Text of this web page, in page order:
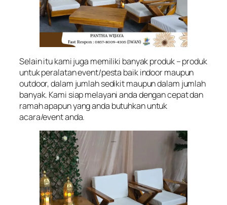
Selain itu kami juga memiliki banyak produk – produk
untuk peralatan event/pesta baik indoor maupun
outdoor, dalam jumlah sedikit maupun dalam jumlah
banyak. Kami siap melayani anda dengan cepat dan
ramah apapun yang anda butuhkan untuk
acara/event anda.